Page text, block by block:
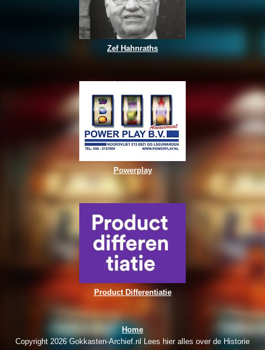
Zef Hahnraths
Powerplay
Product Differentiatie
Home
Copyright 2026 Gokkasten-Archief.nl Lees hier alles over de Historie